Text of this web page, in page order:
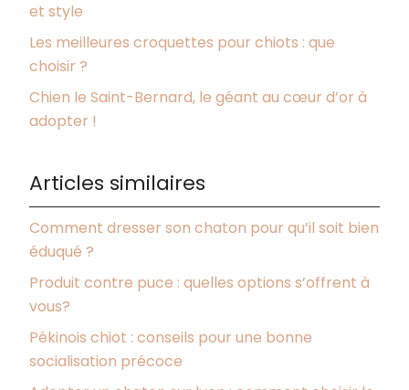
et style
Les meilleures croquettes pour chiots : que
choisir ?
Chien le Saint-Bernard, le géant au cœur d’or à
adopter !
Articles similaires
Comment dresser son chaton pour qu’il soit bien
éduqué ?
Produit contre puce : quelles options s’offrent à
vous?
Pékinois chiot : conseils pour une bonne
socialisation précoce